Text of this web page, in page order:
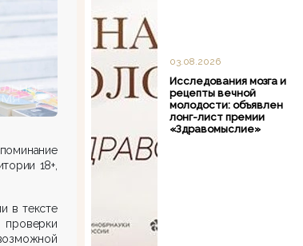
18+,
в тексте
03.08.2026
Исследования мозга и
рецепты вечной
молодости: объявлен
лонг-лист премии
«Здравомыслие»